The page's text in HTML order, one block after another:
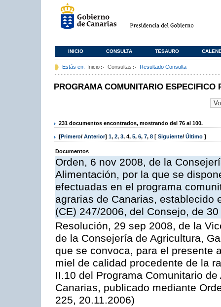
INICIO CONSULTA TESAURO
Estás en: Inicio Consultas Resultado Consulta
PROGRAMA COMUNITARIO ESPECIFICO
231 documentos encontrados, mostrando del 76 al 100.
[Primero/ Anterior] 1, 2, 3, 4, 5, 6, 7, 8 [ Siguiente/ Último ]
Documentos
Orden, 6 nov 2008, de la
Alimentación, por la que se
efectuadas en el programa
agrarias de Canarias, establecido
(CE) 247/2006, del Consejo, de
Resolución, 29 sep 2008, de la
de la Consejería de Agricultura,
que se convoca, para el presente
miel de calidad procedente de la
II.10 del Programa Comunitario
Canarias, publicado mediante
225, 20.11.2006)